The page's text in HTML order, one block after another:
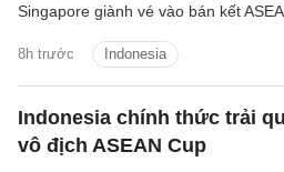
8h trước Indonesia
Singapore giành vé vào bán kết
loại ngay từ vòng bảng.
Indonesia chính thức trải
vô địch ASEAN Cup